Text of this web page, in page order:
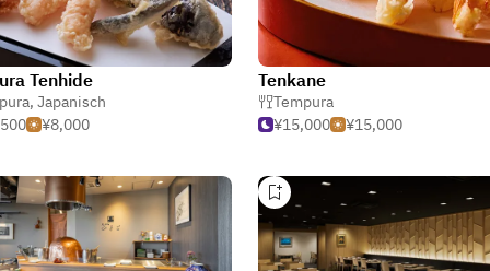
Tenhide
, Japanisch
¥8,000
Tenkane
Tempura
¥15,000
¥15,000